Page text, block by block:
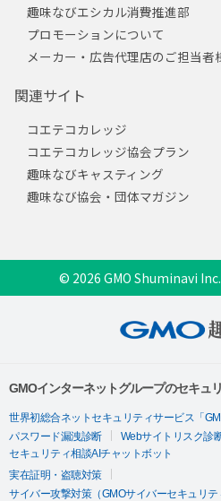
趣味なびエシカル消費推進部
プロモーションについて
メーカー・広告代理店のご担当者
関連サイト
コエテコカレッジ
コエテコカレッジ協会プラン
趣味なびキャスティング
趣味なび協会・団体マガジン
© 2026 GMO Shuminavi